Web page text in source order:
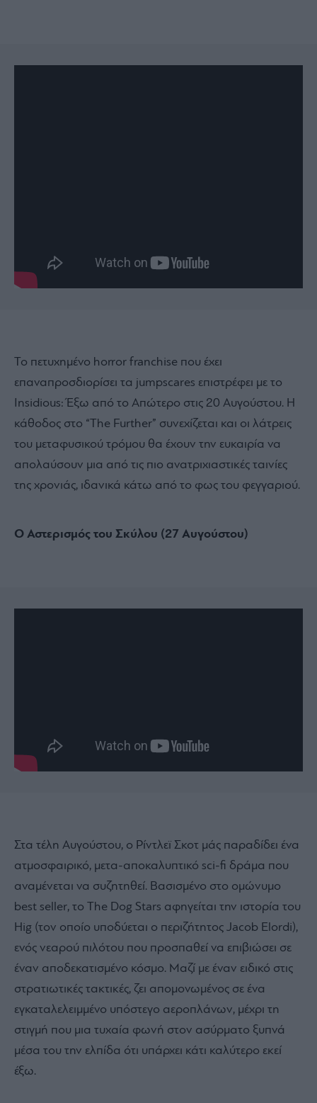
Το πετυχημένο horror franchise που έχει
επαναπροσδιορίσει τα jumpscares επιστρέφει με το
Insidious: Έξω από το Απώτερο στις 20 Αυγούστου. Η
κάθοδος στο “The Further” συνεχίζεται και οι λάτρεις
του μεταφυσικού τρόμου θα έχουν την ευκαιρία να
απολαύσουν μια από τις πιο ανατριχιαστικές ταινίες
της χρονιάς, ιδανικά κάτω από το φως του φεγγαριού.
Ο Αστερισμός του Σκύλου (27 Αυγούστου)
Στα τέλη Αυγούστου, ο Ρίντλεϊ Σκοτ μάς παραδίδει ένα
ατμοσφαιρικό, μετα-αποκαλυπτικό sci-fi δράμα που
αναμένεται να συζητηθεί. Βασισμένο στο ομώνυμο
best seller, το The Dog Stars αφηγείται την ιστορία του
Hig (τον οποίο υποδύεται ο περιζήτητος Jacob Elordi),
ενός νεαρού πιλότου που προσπαθεί να επιβιώσει σε
έναν αποδεκατισμένο κόσμο. Μαζί με έναν ειδικό στις
στρατιωτικές τακτικές, ζει απομονωμένος σε ένα
εγκαταλελειμμένο υπόστεγο αεροπλάνων, μέχρι τη
στιγμή που μια τυχαία φωνή στον ασύρματο ξυπνά
μέσα του την ελπίδα ότι υπάρχει κάτι καλύτερο εκεί
έξω.